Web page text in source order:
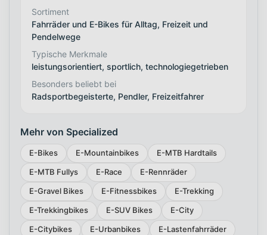
Sortiment
Fahrräder und E-Bikes für Alltag, Freizeit und
Pendelwege
Typische Merkmale
leistungsorientiert, sportlich, technologiegetrieben
Besonders beliebt bei
Radsportbegeisterte, Pendler, Freizeitfahrer
Mehr von Specialized
E-Bikes E-Mountainbikes
E-MTB Hardtails
E-MTB Fullys
E-Race
E-Rennräder
E-Gravel Bikes
E-Fitnessbikes
E-Trekking
E-Trekkingbikes
E-SUV Bikes
E-City
E-Citybikes
E-Urbanbikes
E-Lastenfahrräder